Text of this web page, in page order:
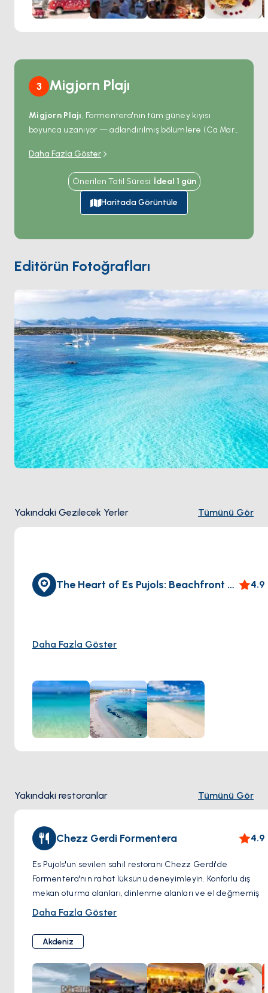
uzmandır. Muhteşem gün batımının, canlı bir ortamın ve
tekneyle gelenler için "gemide deneyim"in tadını çıkarın.
3 Migjorn Plajı
Migjorn Plajı, Formentera'nın tüm güney kıyısı
boyunca uzanıyor — adlandırılmış bölümlere (Ca Marí,
kilometrelik ince beyaz kum ama işlevsel olarak tek
bir plaj. Su yavaşça 4 metreye eğim alıyor, kumlu
taban ve berrak görüşle; plaj çocuklar için çoğu günü
mükemmel yapan güneyli rüzgârı alıyor. Bir avuç
chiringuito—Blue Bar,Beso Beach
200 metre açıkta demir atıyor. Migjorn güneye
bakıyor, bu yüzden hâkim kuzeyli meltem ortada yok.
Sezon
Mayıs ile Ekimarası açık.
Daha Fazla Göster
Önerilen Tatil Süresi: İdeal 1 gün
Haritada Görüntüle
Editörün Fotoğrafları
Yakındaki Gezilecek Yerler Tümünü Gör
The Heart of Es Pujols: Beachfront Bliss 4.9
Daha Fazla Göster
Yakındaki restoranlar Tümünü Gör
Chezz Gerdi Formentera 4.9
Es Pujols'un sevilen sahil restoranı Chezz Gerdi'de
Formentera'nın rahat lüksünü deneyimleyin. Konforlu dış
mekan oturma alanları, dinlenme alanları ve el değmemiş
plaja doğrudan erişim sayesinde kendinizi adanın
Chezz Gerdi, taze Akdeniz mutfağı ve ustalıkla
hazırlanmış paella, pizza ve makarnalarda uzmanlaşmıştır.
Menüleri, karanın ve denizin en iyilerini ön plana çıkararak
çeşitli tatlara hitap ediyor.
Daha Fazla Göster
Akdeniz